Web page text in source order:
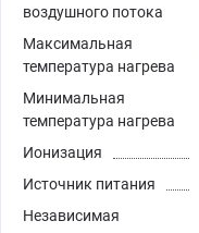
воздушного потока
Максимальная
температура нагрева
Минимальная
температура нагрева
Ионизация
Источник питания
Независимая